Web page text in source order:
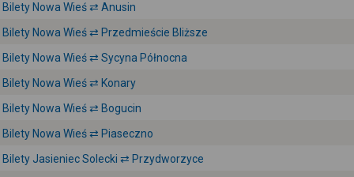
Bilety Nowa Wieś ⇄ Anusin
Bilety Nowa Wieś ⇄ Przedmieście Bliższe
Bilety Nowa Wieś ⇄ Sycyna Północna
Bilety Nowa Wieś ⇄ Konary
Bilety Nowa Wieś ⇄ Bogucin
Bilety Nowa Wieś ⇄ Piaseczno
Bilety Jasieniec Solecki ⇄ Przydworzyce